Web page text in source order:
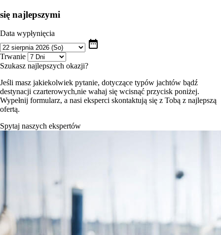
się najlepszymi
Data wypłynięcia
date_range
Trwanie
Szukasz najlepszych okazji?
Jeśli masz jakiekolwiek pytanie, dotyczące typów jachtów bądź
destynacji czarterowych,nie wahaj się wcisnąć przycisk poniżej.
Wypełnij formularz, a nasi eksperci skontaktują się z Tobą z najlepszą
ofertą.
Spytaj naszych ekspertów